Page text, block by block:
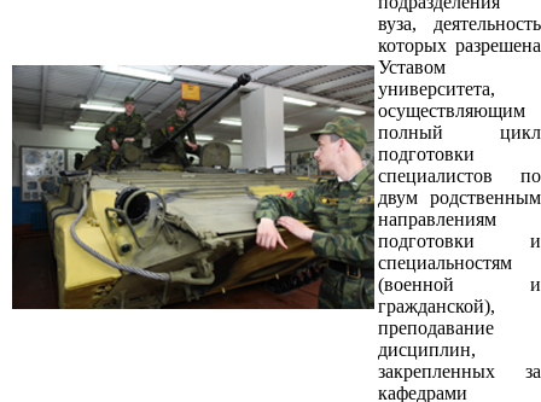
вуза, деятельность
которых разрешена
Уставом
университета,
осуществляющим
полный цикл
подготовки
специалистов по
двум родственным
направлениям
подготовки и
специальностям
(военной и
гражданской),
преподавание
дисциплин,
закрепленных за
кафедрами